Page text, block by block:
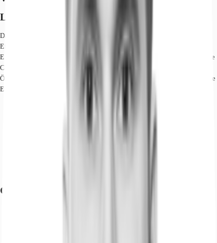
Lage und Verkehrsanbindung
Das Objekt befindet sich im Berliner Bezirk Lichtenberg, in dem
Einzelhandel, Büro und Hotel harmonisch miteinander verbunden wurden.
Eine anspruchsvolle Architektur sorgt für einen repräsentativen Charakter. Die
City-Zentren lassen sich bequem erreichen da das Objekt sehr gut an den
ÖPNV angebunden ist. Zahlreiche Einkaufsmöglichkeiten und gastronomische
Einrichtungen befinden sich direkt im Objekt und in der näheren Umgebung.
Grundrisse